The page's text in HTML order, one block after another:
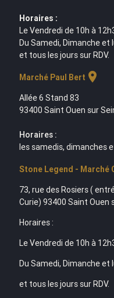
Horaires :
Le Vendredi de 10h à
Du Samedi, Dimanche et
et tous les jours sur RDV.
Marché Paul Bert location_on
Allée 6 Stand 83
93400 Saint Ouen sur
Horaires :
les samedis, dimanches
Stone Legend - Marché
73, rue des Rosiers (
Curie) 93400 Saint Ouen
Horaires :
Le Vendredi de 10h à
Du Samedi, Dimanche et
et tous les jours sur RDV.